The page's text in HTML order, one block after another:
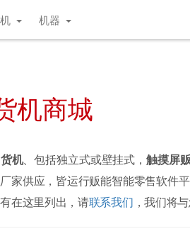
机器
机商城
机、包括独立式或壁挂式，触摸屏
家供应，皆运行贩能智能零售软件
在这里列出，请联系我们 ，我们将